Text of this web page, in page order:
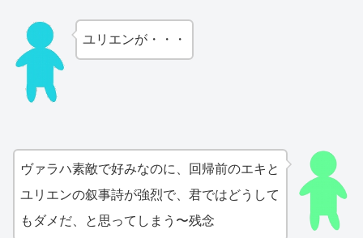
ユリエンが・・・
ヴァラハ素敵で好みなのに、回帰前のエキと
ユリエンの叙事詩が強烈で、君ではどうして
もダメだ、と思ってしまう〜残念